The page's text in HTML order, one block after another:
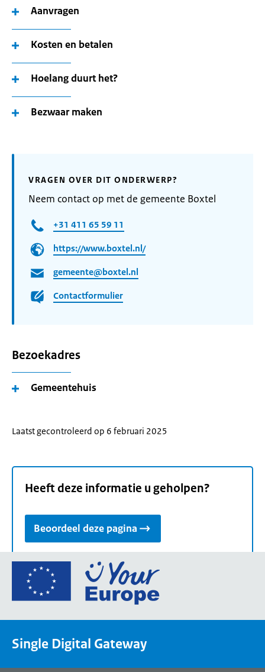
Aanvragen
Kosten en betalen
Hoelang duurt het?
Bezwaar maken
VRAGEN OVER DIT ONDERWERP?
Neem contact op met de gemeente Boxtel
+31 411 65 59 11
https://www.boxtel.nl/
gemeente@boxtel.nl
Contactformulier
Bezoekadres
Gemeentehuis
Laatst gecontroleerd op 6 februari 2025
Heeft deze informatie u geholpen?
Beoordeel deze pagina
Ga
de
Single Digital Gateway